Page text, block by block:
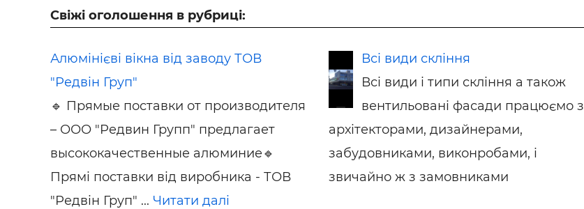
Свіжі оголошення в рубриці:
Алюмінієві вікна від заводу ТОВ
"Редвін Груп"
🔹 Прямые поставки от производителя
– ООО "Редвин Групп" предлагает
высококачественные алюминие🔹
Прямі поставки від виробника - ТОВ
"Редвін Груп" ... Читати далі
Всі види скління
Всі види і типи скління а також
вентильовані фасади працюємо з
архітекторами, дизайнерами,
забудовниками, виконробами, і
звичайно ж з замовниками